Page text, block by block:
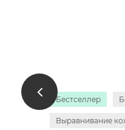
Бестселлер
Выравнивание